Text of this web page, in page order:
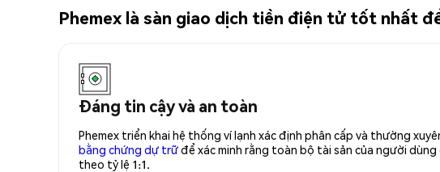
Phemex là sàn giao dịch tiền điện tử tốt nhất
Đáng tin cậy và an toàn
Phemex triển khai hệ thống ví lạnh xác định phân cấp và thường
bằng chứng dự trữđể xác minh rằng toàn bộ tài sản của người
theo tỷ lệ 1:1.